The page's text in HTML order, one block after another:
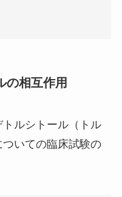
の相互作用
ルシトール（トル
いての臨床試験の